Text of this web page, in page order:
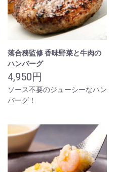
落合務監修 香味野菜と牛肉の
ハンバーグ
4,950円
ソース不要のジューシーなハン
バーグ！